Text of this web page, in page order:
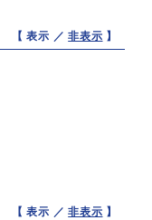
【 表示 ／非表示 】
【 表示 ／非表示 】